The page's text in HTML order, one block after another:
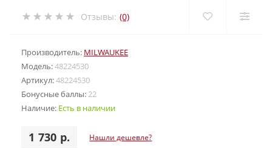
Отзывы: (0)
Производитель: MILWAUKEE
Модель:48224530
Артикул:48224530
Бонусные баллы:22
Наличие: Есть в наличии
1 730 р. Нашли дешевле?